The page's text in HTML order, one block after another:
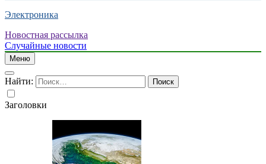
Электроника
Новостная рассылка
Случайные новости
Меню
Найти:
Заголовки